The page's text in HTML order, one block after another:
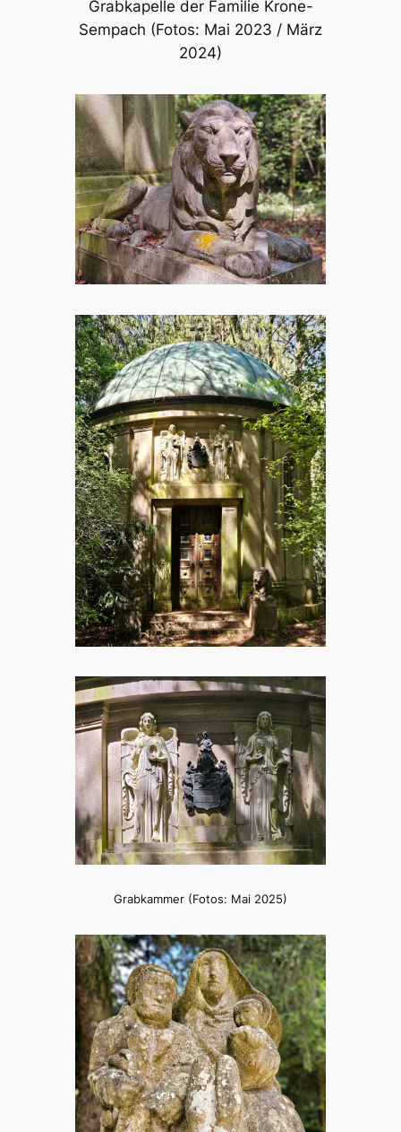
Grabkapelle der Familie Krone-
Sempach (Fotos: Mai 2023 / März
2024)
Grabkammer (Fotos: Mai 2025)